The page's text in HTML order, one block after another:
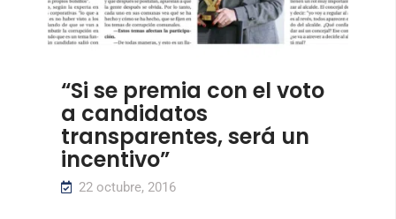
“Si se premia con el voto
a candidatos
transparentes, será un
incentivo”
22 octubre, 2016